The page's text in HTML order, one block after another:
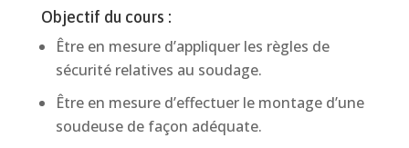
Objectif du cours :
Être en mesure d’appliquer les règles de
sécurité relatives au soudage.
Être en mesure d’effectuer le montage d’une
soudeuse de façon adéquate.